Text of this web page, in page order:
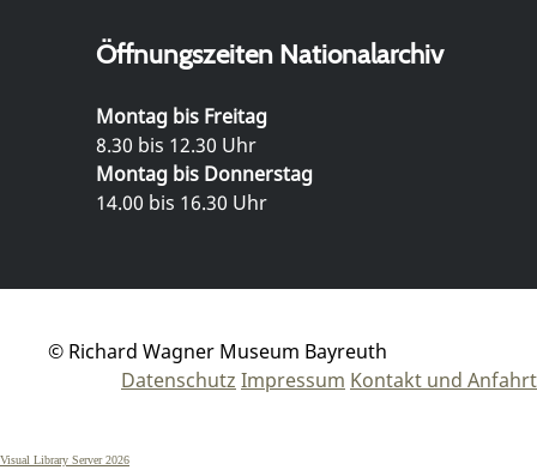
Öffnungszeiten Nationalarchiv
Montag bis Freitag
8.30 bis 12.30 Uhr
Montag bis Donnerstag
14.00 bis 16.30 Uhr
© Richard Wagner Museum Bayreuth
Datenschutz Impressum Kontakt und Anfahrt
Visual Library Server 2026